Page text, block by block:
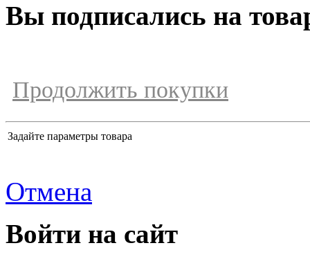
Вы подписались на
Продолжить покупки
Задайте параметры товара
Отмена
Войти на сайт